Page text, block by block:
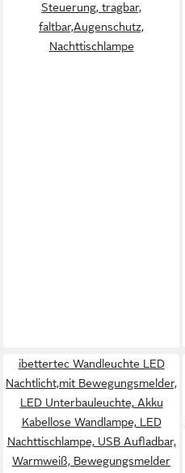
Steuerung, tragbar,
faltbar,Augenschutz,
Nachttischlampe
ibettertec Wandleuchte LED
Nachtlicht,mit Bewegungsmelder,
LED Unterbauleuchte, Akku
Kabellose Wandlampe, LED
Nachttischlampe, USB Aufladbar,
Warmweiß, Bewegungsmelder